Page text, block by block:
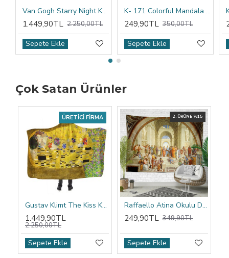
Van Gogh Starry Night Kapşonlu Battaniye
1.449,90TL 2.250,00TL
Sepete Ekle
K- 171 Colorful Mandala Tribal Çift Tarafı Baskılı Kırlent Kılıfı
249,90TL 350,00TL
Sepete Ekle
Çok Satan Ürünler
ÜRETICI FIRMA
Gustav Klimt The Kiss Kapşonlu Battaniye
1.449,90TL
2.250,00TL
Sepete Ekle
2. ÜRÜNE %15
Raffaello Atina Okulu Duvar Örtüsü
249,90TL 349,90TL
Sepete Ekle